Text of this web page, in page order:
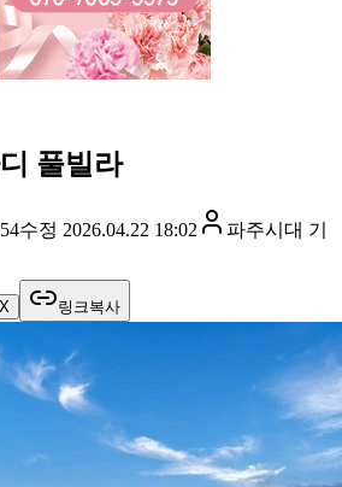
풀빌라
수정 2026.04.22 18:02 파주시대 기
X 링크복사